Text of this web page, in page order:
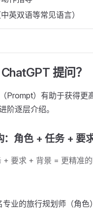
英双语等常见语言）
提问？
Prompt）有助于获得更
阶逐层介绍。
：角色 + 任务 + 要
+ 要求 + 背景 = 更精准
业的旅行规划师（角色